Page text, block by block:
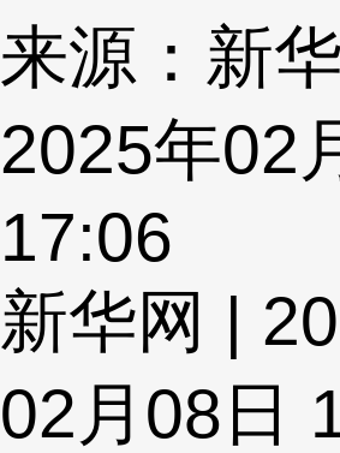
来源：新
2025年02
17:06
新华网 |
02月08日